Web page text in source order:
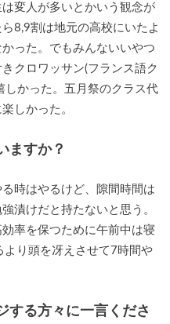
変人が多いとかいう観念が
8,9割は地元の高校にいたよ
った。でもみんないいやつ
クロワッサン(フランス語ク
しかった。五月祭のクラス代
しかった。
ますか？
時はやるけど、隙間時間は
漬けだと持たないと思う。
率を保つために午前中は寝
り頭を冴えさせて7時間や
する方々に一言くださ